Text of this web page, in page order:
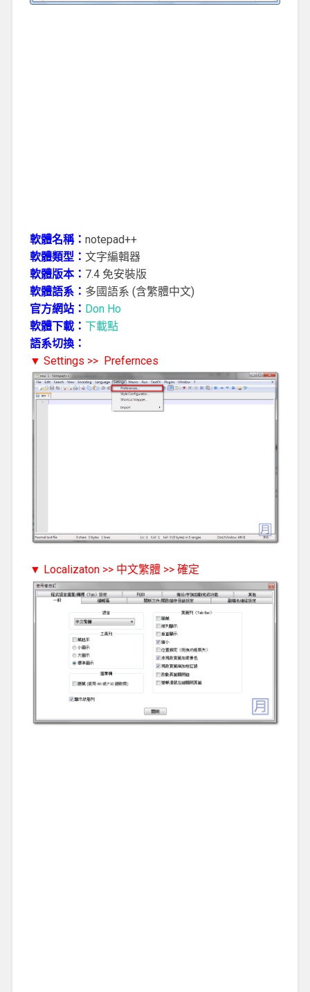
軟體名稱： notepad++
軟體類型： 文字編輯器
軟體版本： 7.4 免安裝版
軟體語系： 多國語系 (含繁體中文)
官方網站： Don Ho
軟體下載： 下載點
語系切換：
▼ Settings >> Prefernces
▼ Localizaton >> 中文繁體 >> 確定